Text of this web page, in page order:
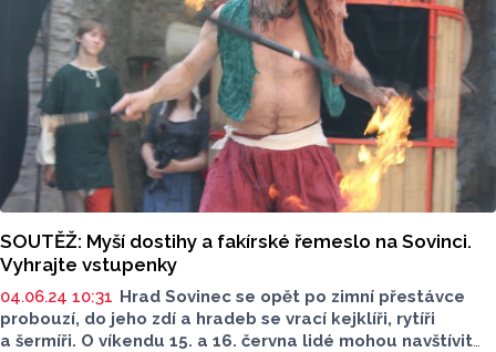
SOUTĚŽ: Myší dostihy a fakírské řemeslo na Sovinci.
Vyhrajte vstupenky
04.06.24 10:31 Hrad Sovinec se opět po zimní přestávce
probouzí, do jeho zdí a hradeb se vrací kejklíři, rytíři
a šermíři. O víkendu 15. a 16. června lidé mohou navštívit